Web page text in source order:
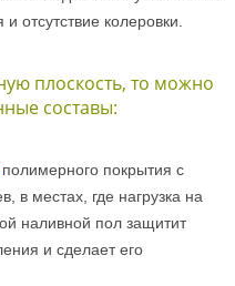
отсутствие колеровки.
плоскость, то можно
составы:
, полимерного покрытия с
в местах, где нагрузка на
наливной пол защитит
и сделает его